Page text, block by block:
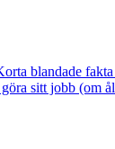
blandade
sitt jobb (om